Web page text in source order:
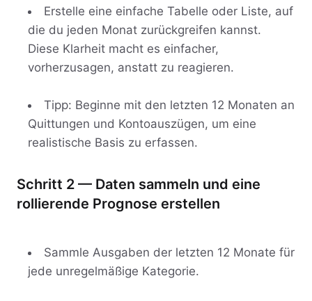
Erstelle eine einfache Tabelle oder Liste, auf
die du jeden Monat zurückgreifen kannst.
Diese Klarheit macht es einfacher,
vorherzusagen, anstatt zu reagieren.
Tipp: Beginne mit den letzten 12 Monaten an
Quittungen und Kontoauszügen, um eine
realistische Basis zu erfassen.
Schritt 2 — Daten sammeln und eine
rollierende Prognose erstellen
Sammle Ausgaben der letzten 12 Monate für
jede unregelmäßige Kategorie.